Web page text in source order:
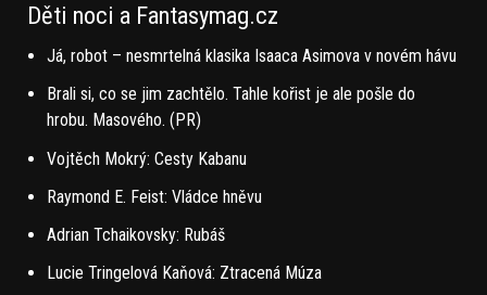
Děti noci a Fantasymag.cz
Já, robot – nesmrtelná klasika Isaaca Asimova v novém hávu
Brali si, co se jim zachtělo. Tahle kořist je ale pošle do
hrobu. Masového. (PR)
Vojtěch Mokrý: Cesty Kabanu
Raymond E. Feist: Vládce hněvu
Adrian Tchaikovsky: Rubáš
Lucie Tringelová Kaňová: Ztracená Múza